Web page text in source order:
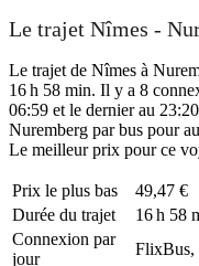
Le trajet Nîmes -
Le trajet de Nîmes à
16 h 58 min. Il y a 8
06:59 et le dernier au
Nuremberg par bus pour
Le meilleur prix pour ce
Prix ​​le plus bas
49,47 €
Durée du trajet
16 h 58
Connexion par
jour